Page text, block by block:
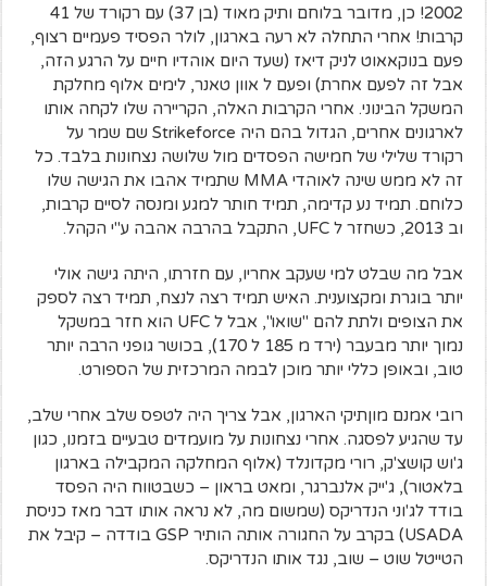
2002! כן, מדובר בלוחם ותיק מאוד (בן 37) עם רקורד של 41
קרבות! אחרי התחלה לא רעה בארגון, לולר הפסיד פעמיים רצוף,
פעם בנוקאאוט לניק דיאז (שעד היום אוהדיו חיים על הרגע הזה,
אבל זה לפעם אחרת) ופעם ל אוון טאנר, לימים אלוף מחלקת
המשקל הבינוני. אחרי הקרבות האלה, הקריירה שלו לקחה אותו
לארגונים אחרים, הגדול בהם היה Strikeforce שם שמר על
רקורד שלילי של חמישה הפסדים מול שלושה נצחונות בלבד. כל
זה לא ממש שינה לאוהדי MMA שתמיד אהבו את הגישה שלו
כלוחם. תמיד נע קדימה, תמיד חותר למגע ומנסה לסיים קרבות,
וב 2013, כשחזר ל UFC, התקבל בהרבה אהבה ע"י הקהל.
אבל מה שבלט למי שעקב אחריו, עם חזרתו, היתה גישה אולי
יותר בוגרת ומקצוענית. האיש תמיד רצה לנצח, תמיד רצה לספק
את הצופים ולתת להם "שואו", אבל ל UFC הוא חזר במשקל
נמוך יותר מבעבר (ירד מ 185 ל 170), בכושר גופני הרבה יותר
טוב, ובאופן כללי יותר מוכן לבמה המרכזית של הספורט.
רובי אמנם מוןתיקי הארגון, אבל צריך היה לטפס שלב אחרי שלב,
עד שהגיע לפסגה. אחרי נצחונות על מועמדים טבעיים בזמנו, כגון
ג'וש קושצ'ק, רורי מקדונלד (אלוף המחלקה המקבילה בארגון
בלאטור), ג'ייק אלנברגר, ומאט בראון – כשבטווח היה הפסד
בודד לג'וני הנדריקס (שמשום מה, לא נראה אותו דבר מאז כניסת
USADA) בקרב על החגורה אותה הותיר GSP בודדה – קיבל את
הטייטל שוט – שוב, נגד אותו הנדריקס.